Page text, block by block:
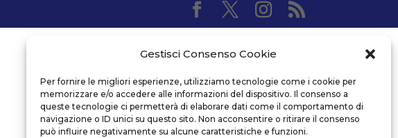
Gestisci Consenso Cookie
Per fornire le migliori esperienze, utilizziamo tecnologie come i cookie per
memorizzare e/o accedere alle informazioni del dispositivo. Il consenso a
queste tecnologie ci permetterà di elaborare dati come il comportamento di
navigazione o ID unici su questo sito. Non acconsentire o ritirare il consenso
può influire negativamente su alcune caratteristiche e funzioni.